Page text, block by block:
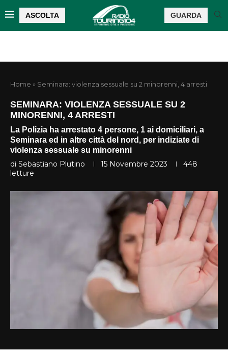
ASCOLTA GUARDA
Home » Seminara: violenza sessuale su 2 minorenni, 4 arresti
SEMINARA: VIOLENZA SESSUALE SU 2
MINORENNI, 4 ARRESTI
La Polizia ha arrestato 4 persone, 1 ai domiciliari, a
Seminara ed in altre città del nord, per indiziate di
violenza sessuale su minorenni
di Sebastiano Plutino 15 Novembre 2023
448
letture